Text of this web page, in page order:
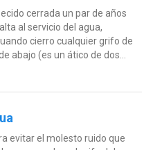
cerrada un par de años
al servicio del agua,
cierro cualquier grifo de
abajo (es un ático de dos...
evitar el molesto ruido que